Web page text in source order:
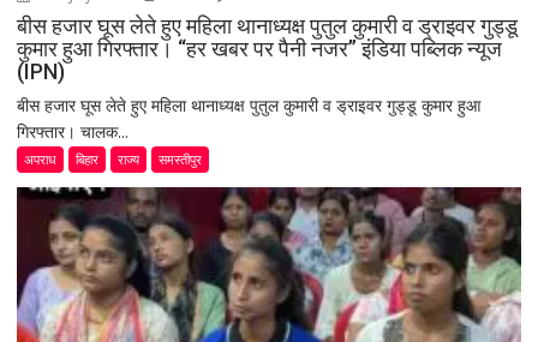
बीस हजार घूस लेते हुए महिला थानाध्यक्ष पुतुल कुमारी व ड्राइवर गुड्डू
कुमार हुआ गिरफ्तार। “हर खबर पर पैनी नजर” इंडिया पब्लिक न्यूज
(IPN)
बीस हजार घूस लेते हुए महिला थानाध्यक्ष पुतुल कुमारी व ड्राइवर गुड्डू कुमार हुआ
गिरफ्तार। चालक...
अपराध बिहार राज्य समस्तीपुर